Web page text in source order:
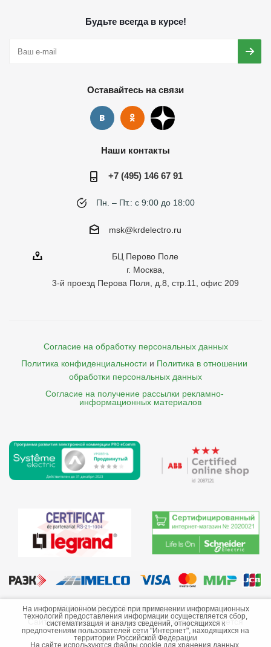
Будьте всегда в курсе!
Оставайтесь на связи
Наши контакты
+7 (495) 146 67 91
Пн. – Пт.: с 9:00 до 18:00
msk@krdelectro.ru
БЦ Перово Поле
г. Москва,
3-й проезд Перова Поля, д.8, стр.11, офис 209
Согласие на обработку персональных данных
Политика конфиденциальности и Политика в отношении
обработки персональных данных
Согласие на получение рассылки рекламно-
    информационных материалов
©2013-2026 ООО «Краснодарэлектро»
Сайт носит информационный характер и не является
публичной офертой.
На информационном ресурсе при применении информационных
технологий предоставления информации осуществляется сбор,
систематизация и анализ сведений, относящихся к
предпочтениям пользователей сети "Интернет", находящихся на
территории Российской Федерации
На сайте используются файлы cookie для хранения данных.